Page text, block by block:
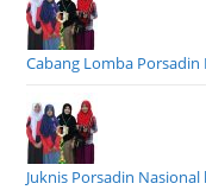
Cabang Lomba Porsadin
Juknis Porsadin